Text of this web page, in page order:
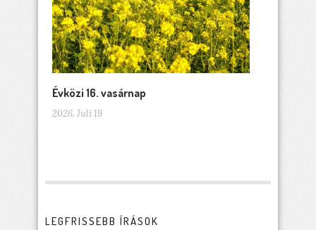
Évközi 16. vasárnap
2026. Juli 19
LEGFRISSEBB ÍRÁSOK